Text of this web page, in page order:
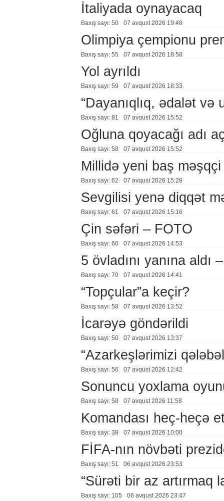
İtaliyada oynayacaq
Baxış sayı: 50 07 avqust 2026 19:48
Olimpiya çempionu
Baxış sayı: 55 07 avqust 2026 18:58
Yol ayrıldı
Baxış sayı: 59 07 avqust 2026 18:33
“Dayanıqlıq, ədalət
Baxış sayı: 81 07 avqust 2026 15:52
Oğluna qoyacağı adı
Baxış sayı: 58 07 avqust 2026 15:52
Millidə yeni baş məşqçi
Baxış sayı: 62 07 avqust 2026 15:28
Sevgilisi yenə diqqət
Baxış sayı: 61 07 avqust 2026 15:16
Çin səfəri – FOTO
Baxış sayı: 60 07 avqust 2026 14:53
5 övladını yanına aldı
Baxış sayı: 70 07 avqust 2026 14:41
“Topçular”a keçir?
Baxış sayı: 58 07 avqust 2026 13:52
İcarəyə göndərildi
Baxış sayı: 50 07 avqust 2026 13:37
“Azarkeşlərimizi
Baxış sayı: 56 07 avqust 2026 12:42
Sonuncu yoxlama
Baxış sayı: 58 07 avqust 2026 11:58
Komandası heç-heçə
Baxış sayı: 38 07 avqust 2026 10:00
FİFA-nın növbəti
Baxış sayı: 51 06 avqust 2026 23:53
“Sürəti bir az artırmaq
Baxış sayı: 105 06 avqust 2026 23:47